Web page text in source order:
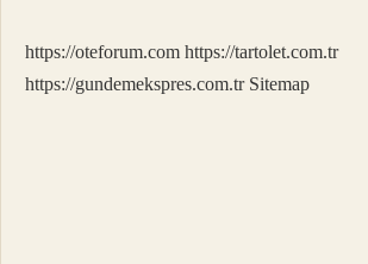
https://oteforum.com https://tartolet.com.tr
https://gundemekspres.com.tr Sitemap